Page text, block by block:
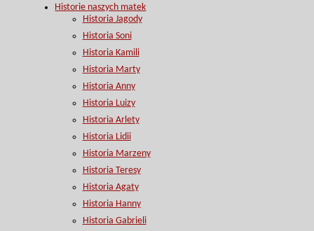
Historie naszych matek
Historia Jagody
Historia Soni
Historia Kamili
Historia Marty
Historia Anny
Historia Luizy
Historia Arlety
Historia Lidii
Historia Marzeny
Historia Teresy
Historia Agaty
Historia Hanny
Historia Gabrieli